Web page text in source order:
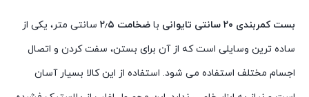
بست کمربندی ۲۰ سانتی تایوانی با ضخامت ۲٫۵
سانتی متر، یکی از
ساده ترین وسایلی است که از آن برای بستن، سفت کردن و اتصال
اجسام مختلف استفاده می شود. استفاده از این کالا بسیار آسان